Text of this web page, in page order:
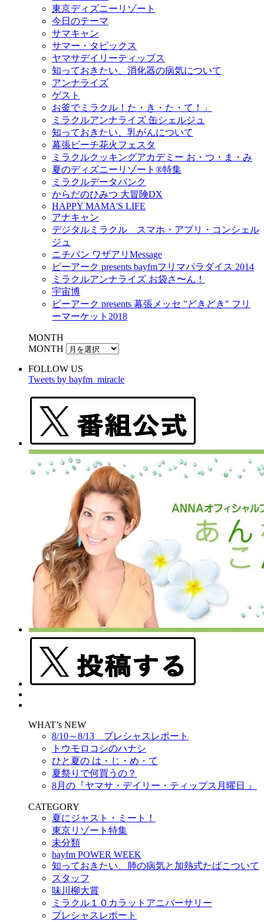
東京ディズニーリゾート
今日のテーマ
サマキャン
サマー・タピックス
ヤマサデイリーティップス
知っておきたい、消化器の病気について
アンナライズ
ゲスト
お釜でミラクル！た・き・た・て！」
ミラクルアンナライズ 缶シェルジュ
知っておきたい、乳がんについて
幕張ビーチ花火フェスタ
ミラクルクッキングアカデミー お・つ・ま・み
夏のディズニーリゾート®特集
ミラクルデータバンク
からだのひみつ 大冒険DX
HAPPY MAMA'S LIFE
アナキャン
デジタルミラクル スマホ・アプリ・コンシェル
ジュ
ニチバン ワザアリMessage
ピーアーク presents bayfmフリマパラダイス 2014
ミラクルアンナライズ お袋さ〜ん！
宇宙博
ピーアーク presents 幕張メッセ "どきどき" フリ
ーマーケット2018
MONTH
MONTH
FOLLOW US
Tweets by bayfm_miracle
WHAT’s NEW
8/10～8/13 プレシャスレポート
トウモロコシのハナシ
ひと夏の は・じ・め・て
夏祭りで何買うの？
8月の『ヤマサ・デイリー・ティップス月曜日 』
CATEGORY
夏にジャスト・ミート！
東京リゾート特集
未分類
bayfm POWER WEEK
知っておきたい、肺の病気と加熱式たばこついて
スタッフ
味川柳大賞
ミラクル１０カラットアニバーサリー
プレシャスレポート